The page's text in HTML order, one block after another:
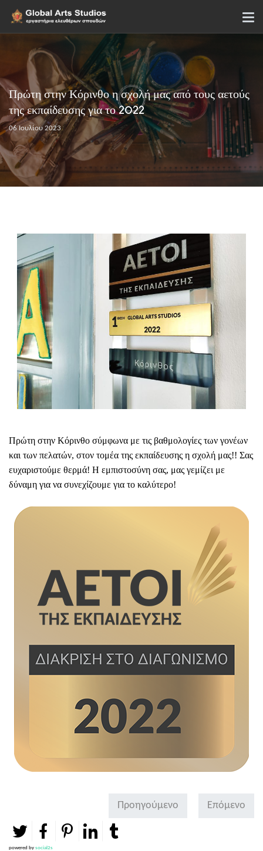
Πρώτη στην Κόρινθο η σχολή μας από τους αετούς
της εκπαίδευσης για το 2022
06 Ιουλίου 2023
Πρώτη στην Κόρινθο σύμφωνα με τις βαθμολογίες των γονέων
και των πελατών, στον τομέα της εκπαίδευσης η σχολή μας!! Σας
ευχαριστούμε θερμά! Η εμπιστοσύνη σας, μας γεμίζει με
δύναμη για να συνεχίζουμε για το καλύτερο!
Προηγούμενο Επόμενο
powered by social2s